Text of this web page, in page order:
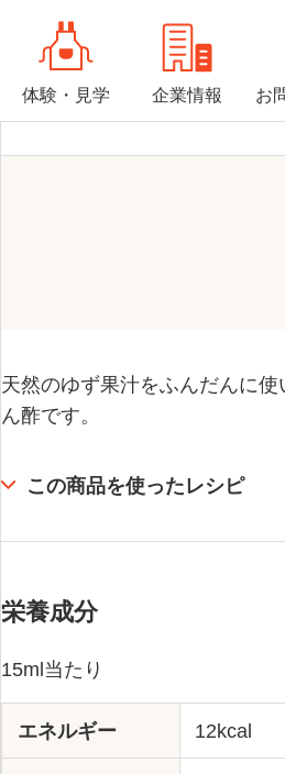
体験・見学 企業情報 お
天然のゆず果汁をふんだんに
ん酢です。
この商品を使ったレシピ
栄養成分
15ml当たり
エネルギー 12kcal